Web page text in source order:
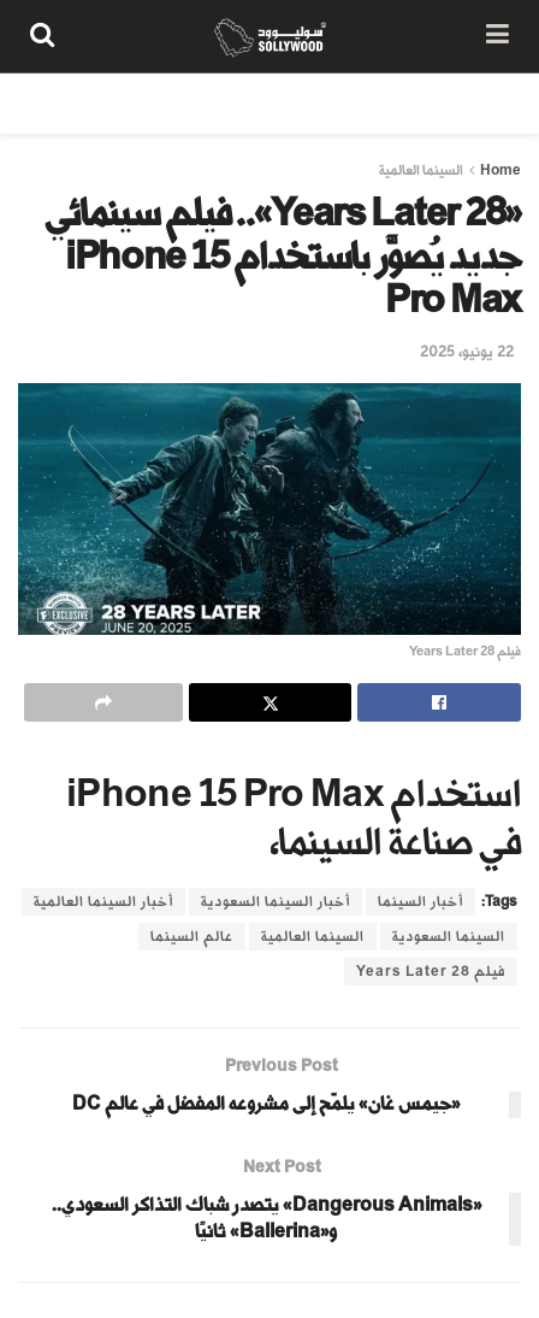
Home السينما العالمية
«28 Years Later».. فيلم سينمائي
جديد يُصوَّر باستخدام iPhone 15
Pro Max
22 يونيو، 2025
فيلم 28 Years Later
استخدام iPhone 15 Pro Max
في صناعة السينما،
Tags: أخبار السينما أخبار السينما السعودية أخبار السينما العالمية
السينما السعودية السينما العالمية عالم السينما
فيلم 28 Years Later
Previous Post
«جيمس غان» يلمّح إلى مشروعه المفضل في عالم DC
Next Post
«Dangerous Animals» يتصدر شباك التذاكر السعودي..
و«Ballerina» ثانيًا